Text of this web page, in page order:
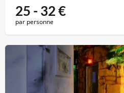
25 - 32€
par personne